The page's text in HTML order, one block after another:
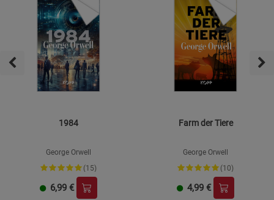
1984
George Orwell
(15)
6,99 €
Farm der Tiere
George Orwell
(10)
4,99 €